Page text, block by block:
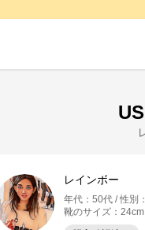
レインボー
年代 ： 50代 性別 ：
靴のサイズ ： 24cm